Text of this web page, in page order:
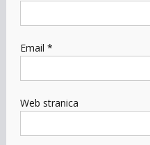
Email *
Web stranica